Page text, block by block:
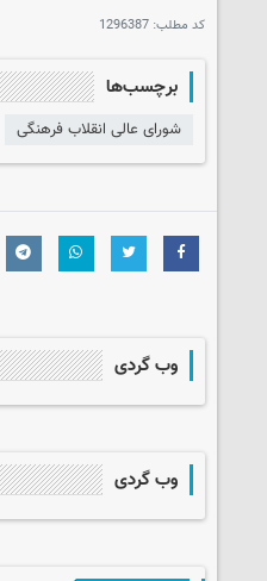
کد مطلب: 1296387
برچسب‌ها
شورای عالی انقلاب فرهنگی
وب گردی
وب گردی